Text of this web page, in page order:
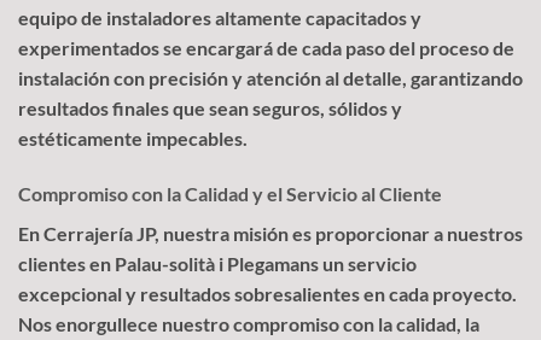
equipo de instaladores altamente capacitados y
experimentados se encargará de cada paso del proceso de
instalación con precisión y atención al detalle, garantizando
resultados finales que sean seguros, sólidos y
estéticamente impecables.
Compromiso con la Calidad y el Servicio al Cliente
En Cerrajería JP, nuestra misión es proporcionar a nuestros
clientes en Palau-solità i Plegamans un servicio
excepcional y resultados sobresalientes en cada proyecto.
Nos enorgullece nuestro compromiso con la calidad, la